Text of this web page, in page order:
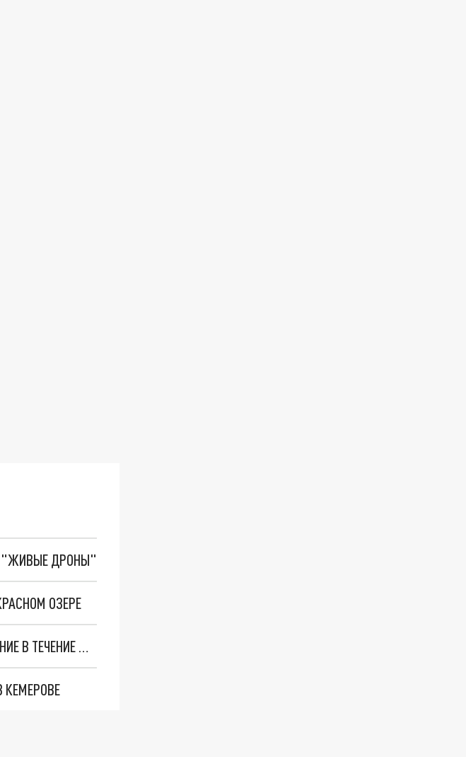
"ЖИВЫЕ ДРОНЫ"
ОЗЕРЕ
КЕМЕРОВЧАНИН ВОЗМУЩЕН НЕВОЗМОЖНОСТЬЮ ЗАПИСАТЬСЯ НА ОБСЛЕДОВАНИЕ В ТЕЧЕНИЕ МЕСЯЦА